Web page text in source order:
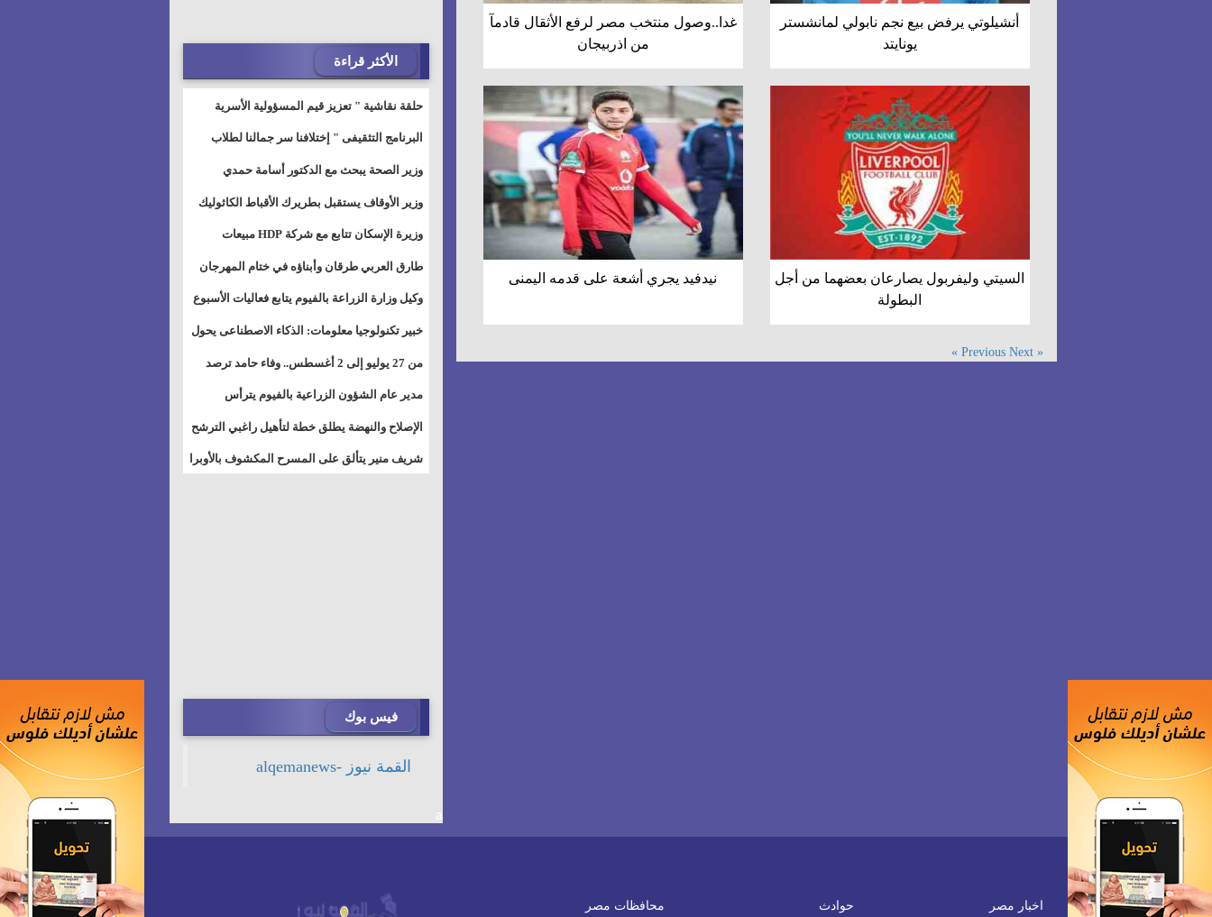
أنشيلوتي يرفض بيع نجم نابولي لمانشستر
يونايتد
غدا..وصول منتخب مصر لرفع الأثقال قادمآ
من اذربيجان
السيتي وليفربول يصارعان بعضهما من أجل
البطولة
نيدفيد يجري أشعة على قدمه اليمنى
« Previous
Next »
الأكثر قراءة
حلقة نقاشية " تعزيز قيم المسؤولية الأسرية
البرنامج التثقيفى " إختلافنا سر جمالنا لطلاب
وطالبات ذوى الهمهم" بمدارس التربية الخاصة
وزير الصحة يبحث مع الدكتور أسامة حمدي
الأستاذ بجامعة هارفارد توسيع برامج التوعية
وزير الأوقاف يستقبل بطريرك الأقباط الكاثوليك
وزيرة الإسكان تتابع مع شركة HDP مبيعات
وتسويق مشروعات المدن الجديدة
طارق العربي طرقان وأبناؤه في ختام المهرجان
الصيفي للموسيقى والغناء بالمسرح المكشوف
وكيل وزارة الزراعة بالفيوم يتابع فعاليات الأسبوع
خبير تكنولوجيا معلومات: الذكاء الاصطناعى يحول
المستخدم إلى سلعة فى اقتصاد الانتباه
من 27 يوليو إلى 2 أغسطس.. وفاء حامد ترصد
تأثيرات أقوى الاتصالات الفلكية على الأبراج
مدير عام الشؤون الزراعية بالفيوم يترأس
الاجتماع الدوري لمتابعة الحصر الحيازي الجديدة
الإصلاح والنهضة يطلق خطة لتأهيل راغبي الترشح
للمجالس الشعبية المحلية ويستعرض خطط
أماناته بالمحافظات
شريف منير يتألق على المسرح المكشوف بالأوبرا
فيس بوك
a
اخبار مصر حوادث محافظات مصر